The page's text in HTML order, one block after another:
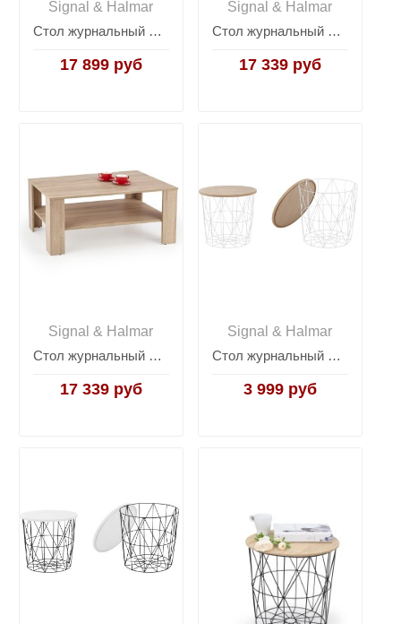
Signal & Halmar
Стол журнальный Halmar ISABELLE (темный мрамор/шампань)
17 899 руб
Signal & Halmar
Стол журнальный Halmar KWADRO (белый)
17 339 руб
Signal & Halmar
Стол журнальный Halmar KWADRO (дуб сонома)
17 339 руб
Signal & Halmar
Стол журнальный Halmar MARIFFA (натуральный/белый)
3 999 руб